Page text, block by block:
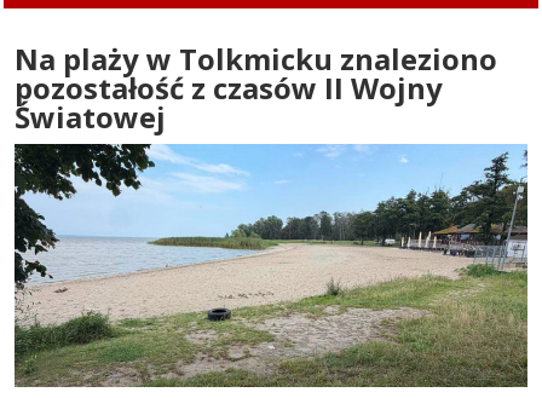
Na plaży w Tolkmicku znaleziono
pozostałość z czasów II Wojny
Światowej